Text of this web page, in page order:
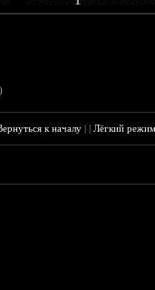
к началу ||Лёгкий